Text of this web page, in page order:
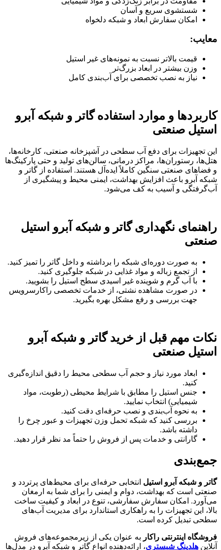
شستشوی سریع و آسان
امکان سفارش ابعاد و شبکه دلخواه
معایب:
قیمت بالاتر نسبت به نمونه‌های غیر استیل
وزن بیشتر در ابعاد بزرگ‌تر
نیاز به نصب تخصصی برای آب‌بندی کامل
کاربردها و موارد استفاده گاتر و شبکه آبرو
استیل صنعتی
این تجهیزات برای دفع آب سطحی در آشپزخانه صنعتی، کارخانه‌ها،
هتل‌ها، رستوران‌ها، مراکز درمانی، سالن‌های تولید و حتی پارکینگ‌ها
و فضاهای صنعتی سنگین کاملاً ایده‌آل هستند. استفاده از گاتر و
شبکه آبرو باعث افزایش بهداشت، ایمنی محیط و پیشگیری از
آب‌گرفتگی و آسیب به کف می‌شود.
راهنمای نگهداری گاتر و شبکه آبرو استیل
صنعتی
به صورت دوره‌ای شبکه را برداشته و داخل گاتر را تمیز کنید.
از تجمع زباله و مواد غذایی در شبکه جلوگیری کنید.
با آب گرم و شوینده غیر اسیدی سطح استیل را بشویید.
در صورت مشاهده نشتی، از خدمات تخصصی راکارسرویس
جهت بررسی و رفع مشکل بهره بگیرید.
نکات مهم قبل از خرید گاتر و شبکه آبرو
استیل صنعتی
ابعاد مورد نیاز و حجم آب سطحی محیط را دقیق اندازه‌گیری
کنید.
جنس استیل را مطابق با شرایط محیطی (رطوبت، مواد
شیمیایی) انتخاب نمایید.
به نحوه آب‌بندی و نصب حرفه‌ای دقت کنید.
بررسی کنید که شبکه تحمل وزن تجهیزات و عبور چرخ را
داشته باشد.
گارانتی و خدمات پس از فروش را حتماً مد نظر قرار دهید.
جمع‌بندی
گاتر و شبکه آبرو استیل انتخابی حرفه‌ای برای محیط‌های پرتردد و
صنعتی است که بهداشت، دوام و ایمنی را برای شما به ارمغان
می‌آورد. امکان سفارش سفارشی، تنوع در ابعاد و کیفیت ساخت
بالا، این تجهیزات را به راهکاری استاندارد برای مدیریت آب‌های
سطحی تبدیل کرده است.
فروشگاه اینترنتی راکار به عنوان یکی از زیرمجموعه‌های فروش
آنلاین هلدینگ شبستری، ارائه‌دهنده انواع گاتر و شبکه آبرو در مدل‌ها